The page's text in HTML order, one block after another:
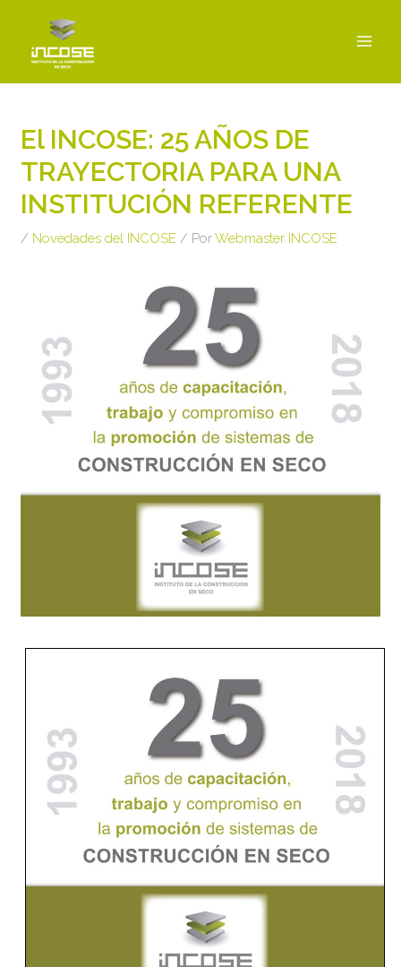
contenido
El INCOSE: 25 AÑOS DE
TRAYECTORIA PARA UNA
INSTITUCIÓN REFERENTE
/ Novedades del INCOSE / PorWebmaster INCOSE
entradas